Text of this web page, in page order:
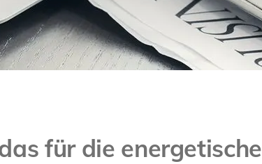
für die energetische